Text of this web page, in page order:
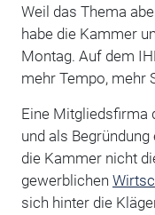
Weil das Thema
habe die Kammer
Montag. Auf dem
mehr Tempo, mehr
Eine Mitgliedsfirma
und als
die Kammer nicht
gewerblichen
sich hinter die